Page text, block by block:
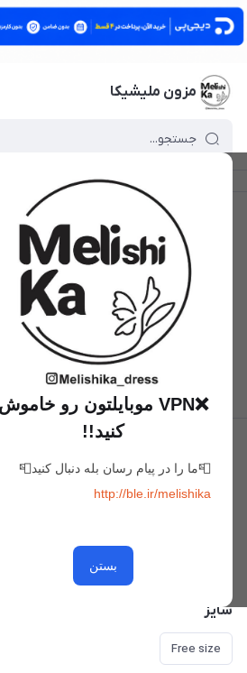
مزون ملیشیکا
❌VPN موبایلتون رو خاموش
کنید!!
📮ما را در پیام رسان بله دنبال کنید📮
http://ble.ir/melishika
بستن
تی شرت
علاقه‌مندی
سایز
Free size